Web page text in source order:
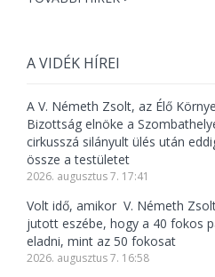
A VIDÉK HÍREI
A V. Németh Zsolt, az Élő
Bizottság elnöke a
cirkusszá silányult ülés után
össze a testületet
2026. augusztus 7. 17:41
Volt idő, amikor V. Németh
jutott eszébe, hogy a 40 fokos
eladni, mint az 50 fokosat
2026. augusztus 7. 16:58